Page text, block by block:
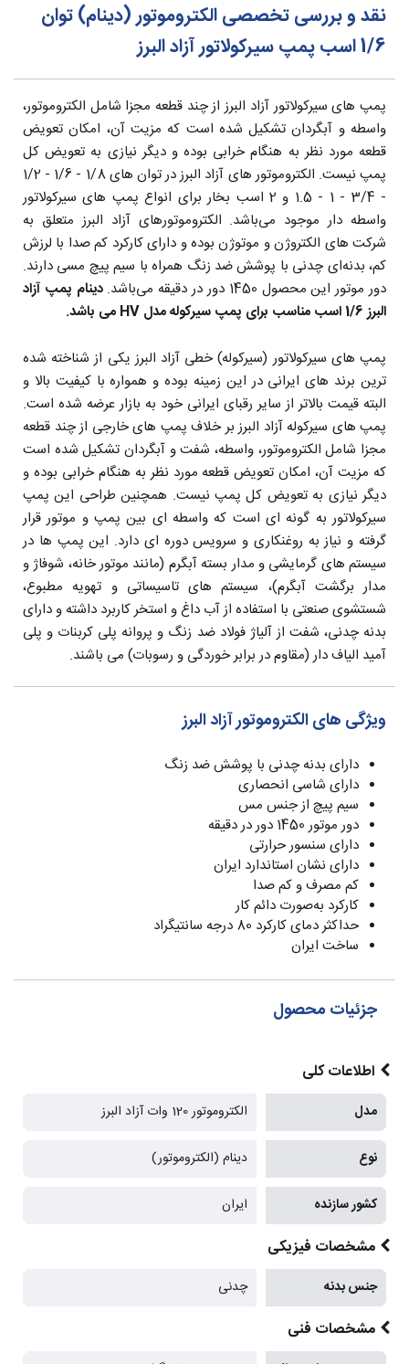
نقد و بررسی تخصصی الکتروموتور (دینام) توان
1/6 اسب پمپ سیرکولاتور آزاد البرز
پمپ های سیرکولاتور آزاد البرز از چند قطعه مجزا شامل الکتروموتور،
واسطه و آبگردان تشکیل شده است که مزیت آن، امکان تعویض
قطعه مورد نظر به هنگام خرابی بوده و دیگر نیازی به تعویض کل
پمپ نیست. الکتروموتور های آزاد البرز در توان های 1/8 - 1/6 - 1/2
- 3/4 - 1 - 1.5 و 2 اسب بخار برای انواع پمپ های سیرکولاتور
واسطه دار موجود می‌باشد. الکتروموتورهای آزاد البرز متعلق به
شرکت های الکتروژن و موتوژن بوده و دارای کارکرد کم صدا با لرزش
کم، بدنه‌ای چدنی با پوشش ضد زنگ همراه با سیم پیچ مسی دارند.
دور موتور این محصول 1450 دور در دقیقه می‌باشد.
دینام پمپ آزاد
البرز 1/6 اسب مناسب برای پمپ سیرکوله مدل HV می باشد.
پمپ های سیرکولاتور (سیرکوله) خطی آزاد البرز یکی از شناخته شده
ترین برند های ایرانی در این زمینه بوده و همواره با کیفیت بالا و
البته قیمت بالاتر از سایر رقبای ایرانی خود به بازار عرضه شده است.
پمپ های سیرکوله آزاد البرز بر خلاف پمپ های خارجی از چند قطعه
مجزا شامل الکتروموتور، واسطه، شفت و آبگردان تشکیل شده است
که مزیت آن، امکان تعویض قطعه مورد نظر به هنگام خرابی بوده و
دیگر نیازی به تعویض کل پمپ نیست. همچنین طراحی این پمپ
سیرکولاتور به گونه ای است که واسطه ای بین پمپ و موتور قرار
گرفته و نیاز به روغنکاری و سرویس دوره ای دارد. این پمپ ها در
سیستم های گرمایشی و مدار بسته آبگرم (مانند موتور خانه، شوفاژ و
مدار برگشت آبگرم)، سیستم های تاسیساتی و تهویه مطبوع،
شستشوی صنعتی با استفاده از آب داغ و استخر کاربرد داشته و دارای
بدنه چدنی، شفت از آلیاژ فولاد ضد زنگ و پروانه پلی کربنات و پلی
آمید الیاف دار (مقاوم در برابر خوردگی و رسوبات) می باشند.
ویژگی های الکتروموتور آزاد البرز
دارای بدنه چدنی با پوشش ضد زنگ
دارای شاسی انحصاری
سیم پیچ از جنس مس
دور موتور 1450 دور در دقیقه
دارای سنسور حرارتی
دارای نشان استاندارد ایران
کم مصرف و کم صدا
کارکرد به‌صورت دائم کار
حداکثر دمای کارکرد 80 درجه سانتیگراد
ساخت ایران
جزئیات محصول
اطلاعات کلی
مدل الکتروموتور 120 وات آزاد البرز
نوع دینام (الکتروموتور)
کشور سازنده ایران
مشخصات فیزیکی
جنس بدنه چدنی
مشخصات فنی